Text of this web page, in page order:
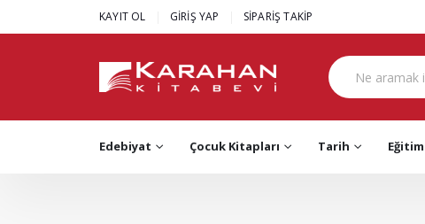
KAYIT OL GİRİŞ YAP SİPARİŞ TAKİP
Edebiyat Çocuk Kitapları Tarih Eğitim